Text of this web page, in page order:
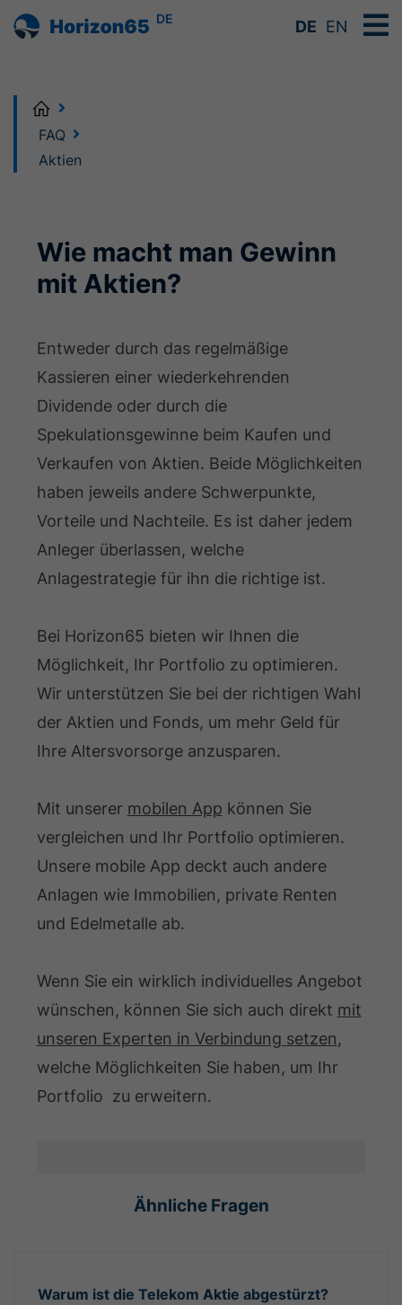
DE DE EN
Home
FAQ
Aktien
Wie macht man Gewinn
mit Aktien?
Entweder durch das regelmäßige
Kassieren einer wiederkehrenden
Dividende oder durch die
Spekulationsgewinne beim Kaufen und
Verkaufen von Aktien. Beide Möglichkeiten
haben jeweils andere Schwerpunkte,
Vorteile und Nachteile. Es ist daher jedem
Anleger überlassen, welche
Anlagestrategie für ihn die richtige ist.
Bei Horizon65 bieten wir Ihnen die
Möglichkeit, Ihr Portfolio zu optimieren.
Wir unterstützen Sie bei der richtigen Wahl
der Aktien und Fonds, um mehr Geld für
Ihre Altersvorsorge anzusparen.
Mit unserer mobilen App können Sie
vergleichen und Ihr Portfolio optimieren.
Unsere mobile App deckt auch andere
Anlagen wie Immobilien, private Renten
und Edelmetalle ab.
Wenn Sie ein wirklich individuelles Angebot
wünschen, können Sie sich auch direkt mit
unseren Experten in Verbindung setzen,
welche Möglichkeiten Sie haben, um Ihr
Portfolio zu erweitern.
Ähnliche Fragen
Warum ist die Telekom Aktie abgestürzt?